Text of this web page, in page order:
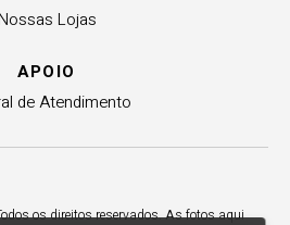
Nossas Lojas
APOIO
de Atendimento
os direitos reservados. As fotos aqui